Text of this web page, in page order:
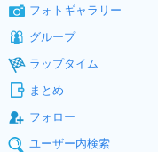
フォトギャラリー
グループ
ラップタイム
まとめ
フォロー
ユーザー内検索